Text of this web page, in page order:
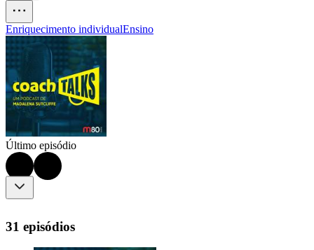
Enriquecimento individualEnsino
Último episódio
31 episódios